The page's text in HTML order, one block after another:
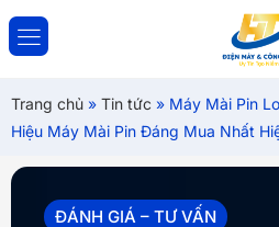
Nhập tài khoản và mật khẩu để
Trang chủ » Tin tức » Máy Mài Pin
Hiệu Máy Mài Pin Đáng Mua Nhất
ĐÁNH GIÁ – TƯ VẤN